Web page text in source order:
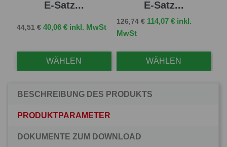
E-Satz...
Verkaufspreis
44,51 € Preis
40,06 € inkl. MwSt
WÄHLEN
E-Satz...
Verkaufspreis
126,74 € Preis
114,07 € inkl.
MwSt
WÄHLEN
BESCHREIBUNG DES PRODUKTS
PRODUKTPARAMETER
DOKUMENTE ZUM DOWNLOAD